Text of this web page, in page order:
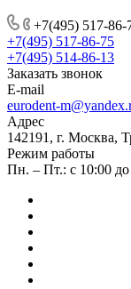
+7(495) 517-86-
+7(495) 517-86-75
+7(495) 514-86-13
Заказать звонок
E-mail
eurodent-
Адрес
142191, г. Москва,
Режим работы
Пн. – Пт.: с 10:00